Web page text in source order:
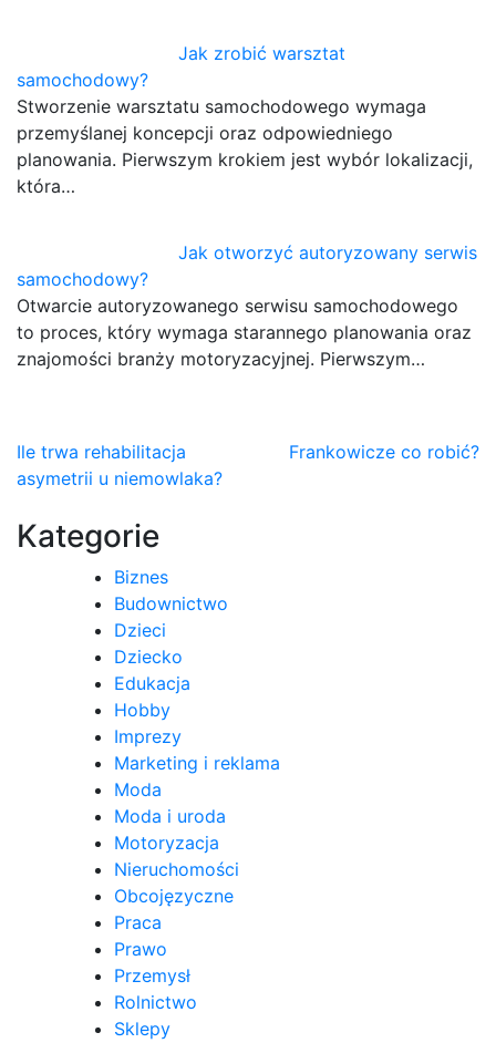
Jak zrobić warsztat
samochodowy?
Stworzenie warsztatu samochodowego wymaga
przemyślanej koncepcji oraz odpowiedniego
planowania. Pierwszym krokiem jest wybór lokalizacji,
która…
Jak otworzyć autoryzowany serwis
samochodowy?
Otwarcie autoryzowanego serwisu samochodowego
to proces, który wymaga starannego planowania oraz
znajomości branży motoryzacyjnej. Pierwszym…
Nawigacja
wpisu
Ile trwa rehabilitacja
asymetrii u niemowlaka?
Frankowicze co robić?
Kategorie
Biznes
Budownictwo
Dzieci
Dziecko
Edukacja
Hobby
Imprezy
Marketing i reklama
Moda
Moda i uroda
Motoryzacja
Nieruchomości
Obcojęzyczne
Praca
Prawo
Przemysł
Rolnictwo
Sklepy